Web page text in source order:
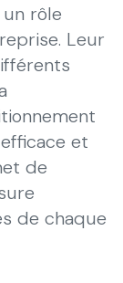
rôle
Leur
et
de
de chaque